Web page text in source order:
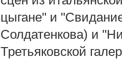
цыгане" и
Солдатенкова) и
Третьяковской